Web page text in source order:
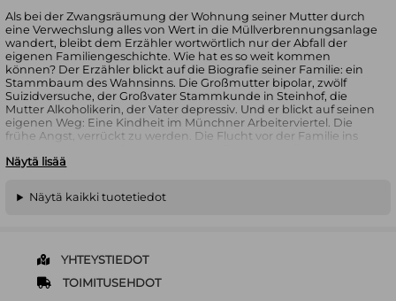
Als bei der Zwangsräumung der Wohnung seiner Mutter durch
eine Verwechslung alles von Wert in die Müllverbrennungsanlage
wandert, bleibt dem Erzähler wortwörtlich nur der Abfall der
eigenen Familiengeschichte. Wie hat es so weit kommen
können? Der Erzähler blickt auf die Biografie seiner Familie: ein
Stammbaum des Wahnsinns. Die Großmutter bipolar, zwölf
Suizidversuche, der Großvater Stammkunde in Steinhof, die
Mutter Alkoholikerin, der Vater depressiv. Und er blickt auf seinen
eigenen Weg: Eine Kindheit im Münchner Arbeiterviertel. Die
frühe Angst, verrückt zu werden. Die Flucht vor der Familie ins
wie er schließlich doch in der Anstalt landet – als Psychologe. Bei
mehr ist als seine Krankheit, dass Zuhören wichtiger ist als
Diagnostizieren. Vor allem aber muss er sich bald die Frage
Debüt ist all das und mehr, ein zärtlicher Befreiungsschlag, die
Geschichte einer Versöhnung.
Näytä lisää
Näytä kaikki tuotetiedot
YHTEYSTIEDOT
TOIMITUSEHDOT